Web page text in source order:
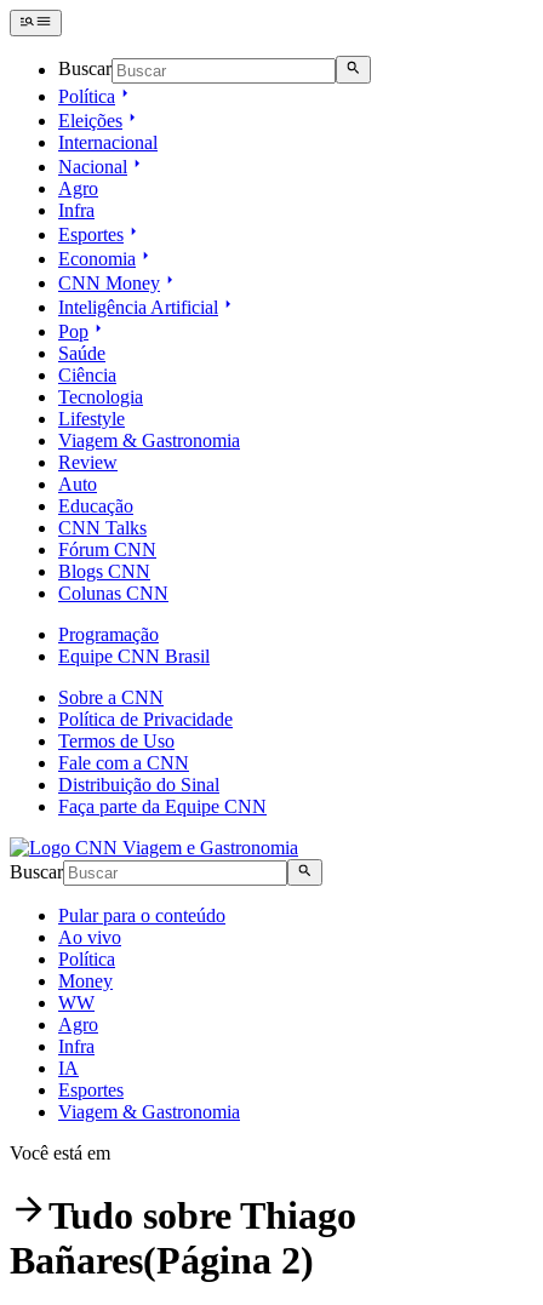
Buscar
Política
Eleições
Internacional
Nacional
Agro
Infra
Esportes
Economia
CNN Money
Inteligência Artificial
Pop
Saúde
Ciência
Tecnologia
Lifestyle
Viagem & Gastronomia
Review
Auto
Educação
CNN Talks
Fórum CNN
Blogs CNN
Colunas CNN
Programação
Equipe CNN Brasil
Sobre a CNN
Política de Privacidade
Termos de Uso
Fale com a CNN
Distribuição do Sinal
Faça parte da Equipe CNN
Buscar
Pular para o conteúdo
Ao vivo
Política
Money
WW
Agro
Infra
IA
Esportes
Viagem & Gastronomia
Você está em
Tudo sobreThiago
Bañares(Página 2)